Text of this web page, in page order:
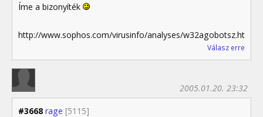
Íme a bizonyíték
http://www.sophos.com/virusinfo/analyses/w32agobotsz.html
Válasz erre
#3668 rage [5115]
2005.01.20. 23:32